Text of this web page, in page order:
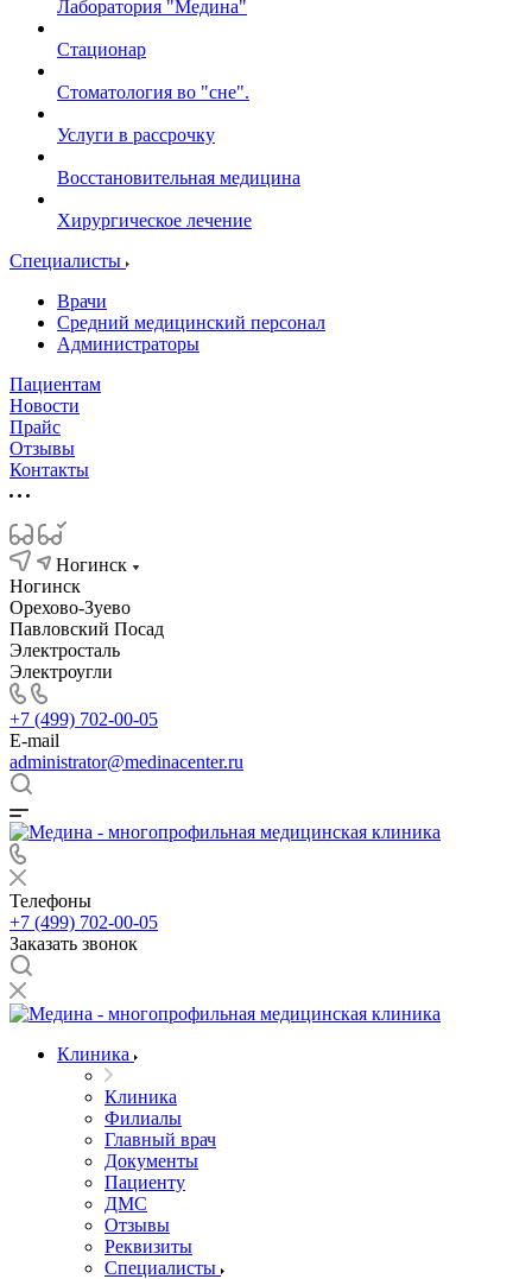
Лаборатория "Медина"
Стационар
Стоматология во "сне".
Услуги в рассрочку
Восстановительная медицина
Хирургическое лечение
Специалисты
Врачи
Средний медицинский персонал
Администраторы
Пациентам
Новости
Прайс
Отзывы
Контакты
Ногинск
Ногинск
Орехово-Зуево
Павловский Посад
Электросталь
Электроугли
+7 (499) 702-00-05
E-mail
administrator@medinacenter.ru
Телефоны
+7 (499) 702-00-05
Заказать звонок
Клиника
Клиника
Филиалы
Главный врач
Документы
Пациенту
ДМС
Отзывы
Реквизиты
Специалисты